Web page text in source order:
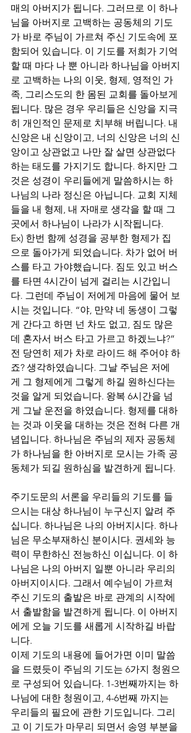
매의 아버지가 됩니다. 그러므로 이 하나
님을 아버지로 고백하는 공동체의 기도
가 바로 주님이 가르쳐 주신 기도속에 포
함되어 있습니다. 이 기도를 저희가 기억
할 때 마다 나 뿐 아니라 하나님을 아버지
로 고백하는 나의 이웃, 형제, 영적인 가
족, 그리스도의 한 몸된 교회를 돌아보게
됩니다. 많은 경우 우리들은 신앙을 지극
히 개인적인 문제로 치부해 버립니다. 내
신앙은 내 신앙이고, 너의 신앙은 너의 신
앙이고 상관없고 나만 잘 살면 상관없다
하는 태도를 가지기도 합니다. 하지만 그
것은 성경이 우리들에게 말씀하시는 하
나님의 나라 정신은 아닙니다. 교회 지체
들을 내 형제, 내 자매로 생각을 할 때 그
곳에서 하나님이 나라가 시작됩니다.
Ex) 한번 함께 성경을 공부한 형제가 집
으로 돌아가게 되었습니다. 차가 없어 버
스를 타고 가야했습니다. 짐도 있고 버스
를 타면 4시간이 넘게 걸리는 시간입니
다. 그런데 주님이 저에게 마음에 물어 보
시는 것입니다. “야, 만약 네 동생이 그렇
게 간다고 하면 넌 차도 없고, 짐도 많은
데 혼자서 버스 타고 가르고 하겠느냐?”
전 당연히 제가 차로 라이드 해 주어야 하
죠? 생각하였습니다. 그날 주님은 저에
게 그 형제에게 그렇게 하길 원하신다는
것을 알게 되었습니다. 왕복 6시간을 넘
게 그날 운전을 하였습니다. 형제를 대하
는 것과 이웃을 대하는 것은 전혀 다른 개
념입니다. 하나님은 주님의 제자 공동체
가 하나님을 한 아버지로 모시는 가족 공
동체가 되길 원하심을 발견하게 됩니다.
주기도문의 서론을 우리들의 기도를 들
으시는 대상 하나님이 누구신지 알려 주
십니다. 하나님은 나의 아버지시다. 하나
님은 무소부재하신 분이시다. 권세와 능
력이 무한하신 전능하신 이십니다. 이 하
나님은 나의 아버지 일뿐 아니라 우리의
아버지이시다. 그래서 예수님이 가르쳐
주신 기도의 출발은 바로 관계의 시작에
서 출발함을 발견하게 됩니다. 이 아버지
에게 오늘 기도를 새롭게 시작하길 바랍
니다.
이제 기도의 내용에 들어가면 이미 말씀
을 드렸듯이 주님의 기도는 6가지 청원으
로 구성되어 있습니다. 1-3번째까지는 하
나님에 대한 청원이고, 4-6번째 까지는
우리들의 필요에 관한 기도입니다. 그리
고 이 기도가 마무리 되면서 송영 부분을